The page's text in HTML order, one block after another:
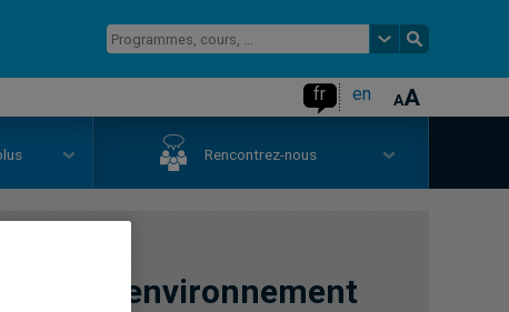
fr en
Rencontrez-nous
à l'environnement